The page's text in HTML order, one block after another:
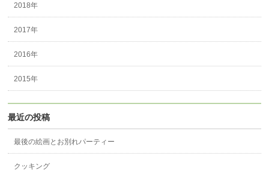
2018年
2017年
2016年
2015年
最近の投稿
最後の絵画とお別れパーティー
クッキング